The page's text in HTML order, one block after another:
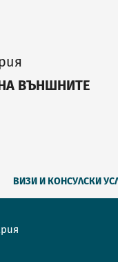
ВЪНШНИТЕ
ВИЗИ И КОНСУЛСКИ